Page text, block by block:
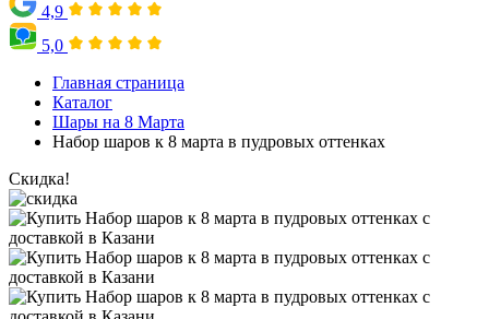
4,9
5,0
Главная страница
Каталог
Шары на 8 Марта
Набор шаров к 8 марта в пудровых оттенках
Скидка!